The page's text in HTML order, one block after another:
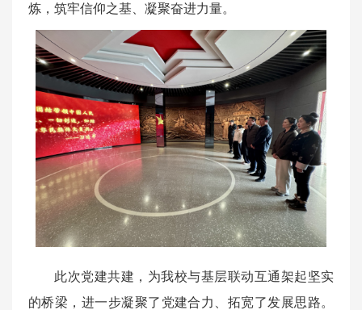
炼，筑牢信仰之基、凝聚奋进力量。
此次党建共建，为我校与基层联动互通架起坚实
的桥梁，进一步凝聚了党建合力、拓宽了发展思路。